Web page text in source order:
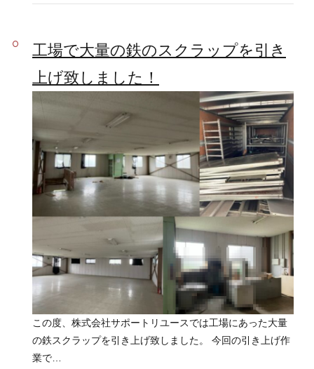
工場で大量の鉄のスクラップを引き
上げ致しました！
この度、株式会社サポートリユースでは工場にあった大量
の鉄スクラップを引き上げ致しました。 今回の引き上げ作
業で…